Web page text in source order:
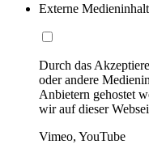
Externe
Durch das
oder andere
Anbietern gehostet
wir auf dieser
Vimeo, YouTube